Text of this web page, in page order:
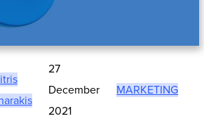
27
December
2021
MARKETING